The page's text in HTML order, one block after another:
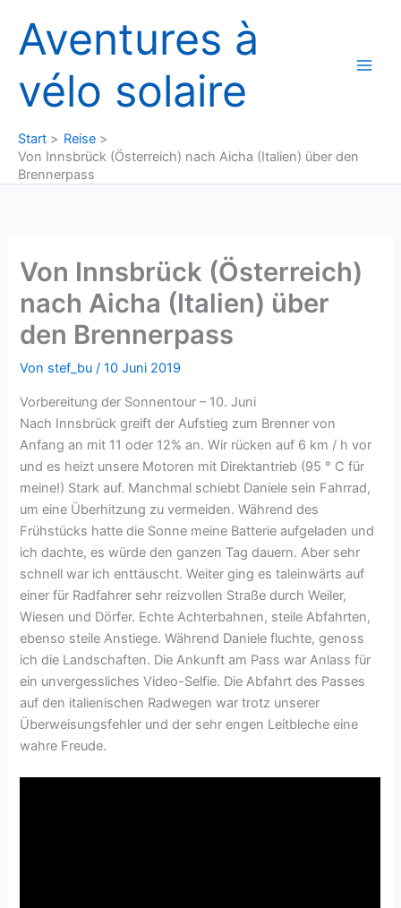
Inhalt
springen
Aventures à
vélo solaire
Start
Reise
Von Innsbrück (Österreich) nach Aicha (Italien) über den
Brennerpass
Von Innsbrück (Österreich)
nach Aicha (Italien) über
den Brennerpass
Von stef_bu/10 Juni 2019
Vorbereitung der Sonnentour – 10. Juni
Nach Innsbrück greift der Aufstieg zum Brenner von
Anfang an mit 11 oder 12% an. Wir rücken auf 6 km / h vor
und es heizt unsere Motoren mit Direktantrieb (95 ° C für
meine!) Stark auf. Manchmal schiebt Daniele sein Fahrrad,
um eine Überhitzung zu vermeiden. Während des
Frühstücks hatte die Sonne meine Batterie aufgeladen und
ich dachte, es würde den ganzen Tag dauern. Aber sehr
schnell war ich enttäuscht. Weiter ging es taleinwärts auf
einer für Radfahrer sehr reizvollen Straße durch Weiler,
Wiesen und Dörfer. Echte Achterbahnen, steile Abfahrten,
ebenso steile Anstiege. Während Daniele fluchte, genoss
ich die Landschaften. Die Ankunft am Pass war Anlass für
ein unvergessliches Video-Selfie. Die Abfahrt des Passes
auf den italienischen Radwegen war trotz unserer
Überweisungsfehler und der sehr engen Leitbleche eine
wahre Freude.